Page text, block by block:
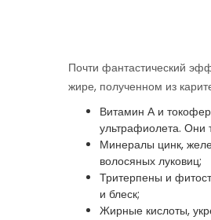
Почти фантастический
жире, полученном из
Витамин А и
ультрафиолета. Они
Минералы цинк,
волосяных луковиц;
Тритерпены и
и блеск;
Жирные кислоты,